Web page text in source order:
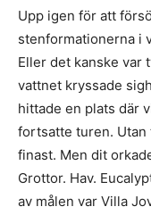
Upp igen för att
stenformationerna i
Eller det kanske var
vattnet kryssade
hittade en plats där
fortsatte turen. Utan
finast. Men dit
Grottor. Hav.
av målen var Villa